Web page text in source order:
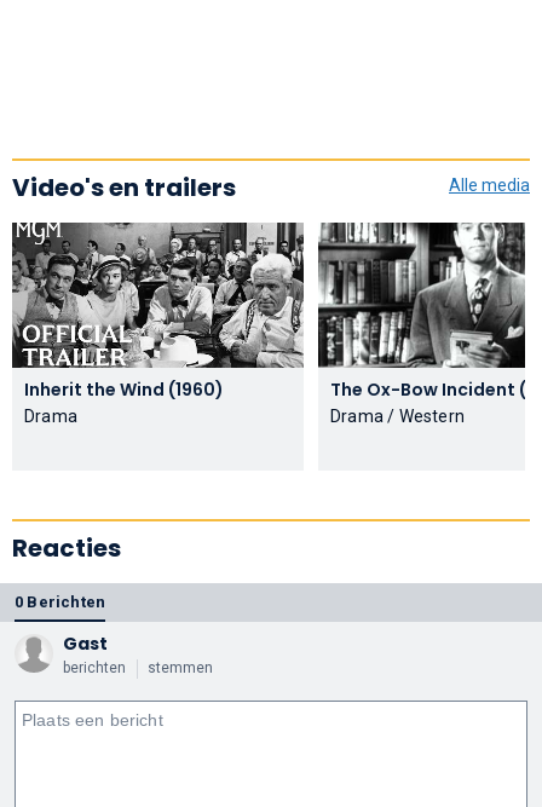
Video's en trailers Alle media
Inherit the Wind (1960)
Drama
The Ox-
Drama / Western
Reacties
0 Berichten
Gast
berichten stemmen